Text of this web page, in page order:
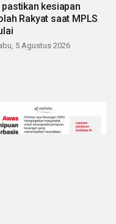
pastikan kesiapan
Rakyat saat MPLS
5 Agustus 2026